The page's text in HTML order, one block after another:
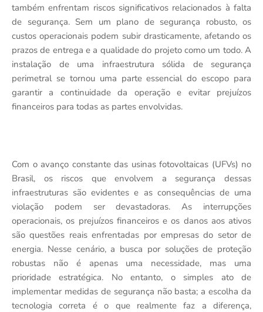
também enfrentam riscos significativos relacionados à falta
de segurança. Sem um plano de segurança robusto, os
custos operacionais podem subir drasticamente, afetando os
prazos de entrega e a qualidade do projeto como um todo. A
instalação de uma infraestrutura sólida de segurança
perimetral se tornou uma parte essencial do escopo para
garantir a continuidade da operação e evitar prejuízos
financeiros para todas as partes envolvidas.
Com o avanço constante das usinas fotovoltaicas (UFVs) no
Brasil, os riscos que envolvem a segurança dessas
infraestruturas são evidentes e as consequências de uma
violação podem ser devastadoras. As interrupções
operacionais, os prejuízos financeiros e os danos aos ativos
são questões reais enfrentadas por empresas do setor de
energia. Nesse cenário, a busca por soluções de proteção
robustas não é apenas uma necessidade, mas uma
prioridade estratégica. No entanto, o simples ato de
implementar medidas de segurança não basta; a escolha da
tecnologia correta é o que realmente faz a diferença,